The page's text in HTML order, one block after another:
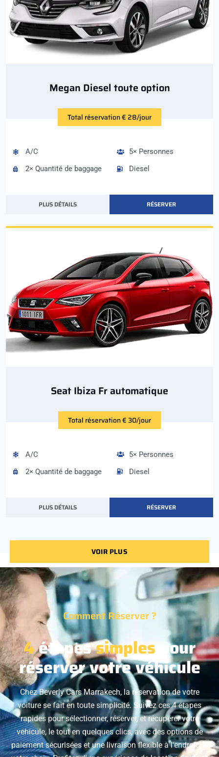
Megan Diesel toute option
Total réservation € 28/jour
A/C
2× Quantité de baggage
5× Personnes
Diesel
PLUS DÉTAILS RÉSERVER
Seat Ibiza Fr automatique
Total réservation € 30/jour
A/C
2× Quantité de baggage
5× Personnes
Diesel
PLUS DÉTAILS RÉSERVER
VOIR PLUS
Comment Réserver ?
4étapessimples pour
réserver votre véhicule
Chez Beverly Cars Marrakech, la réservation de votre
voiture se fait en toute simplicité. Suivez ces 4 étapes
rapides pour sélectionner, réserver, et récupérer votre
véhicule, le tout en quelques clics, avec des options de
paiement sécurisées et une livraison flexible à l'endroit de